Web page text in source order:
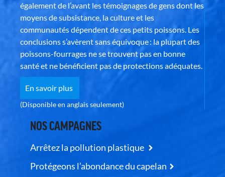
également de l’avant les témoignages de gens dont les
moyens de subsistance, la culture et les
communautés dépendent de ces petits poissons. Les
conclusions s’avèrent sans équivoque : la plupart des
poissons-fourrages ne se trouvent pas en bonne
santé et ne bénéficient pas de protections adéquates.
En savoir plus
(Disponible en anglais seulement)
NOS CAMPAGNES
Arrêtez la pollution plastique
Protégeons l’abondance du capelan